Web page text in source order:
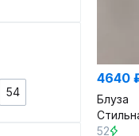
54
4640
Блуза
52